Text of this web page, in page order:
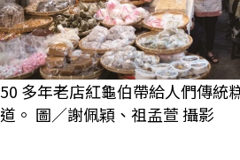
50 多年老店紅龜伯帶給人們傳統
道。 圖／謝佩穎、祖孟萱 攝影